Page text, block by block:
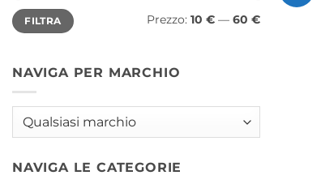
Prezzo
Min
Prezzo
MaxFILTRA Prezzo: 10 € — 60 €
NAVIGA PER MARCHIO
NAVIGA LE CATEGORIE